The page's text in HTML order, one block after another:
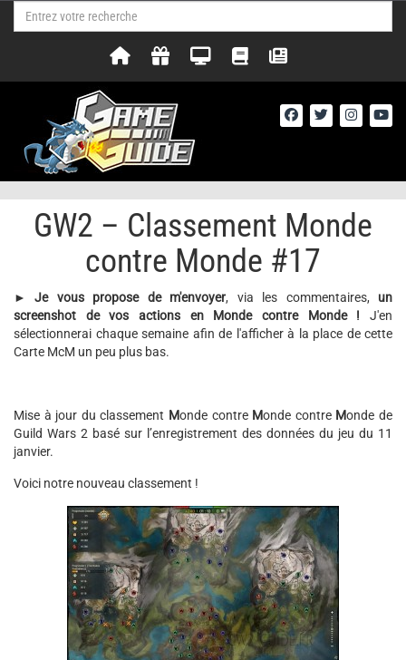
GW2 – Classement Monde
contre Monde #17
► Je vous propose de m'envoyer, via les commentaires, un
screenshot de vos actions en Monde contre Monde ! J'en
sélectionnerai chaque semaine afin de l'afficher à la place de cette
Carte McM un peu plus bas.
Mise à jour du classement Monde contre Monde contre Monde de
Guild Wars 2 basé sur l’enregistrement des données du jeu du 11
janvier.
Voici notre nouveau classement !